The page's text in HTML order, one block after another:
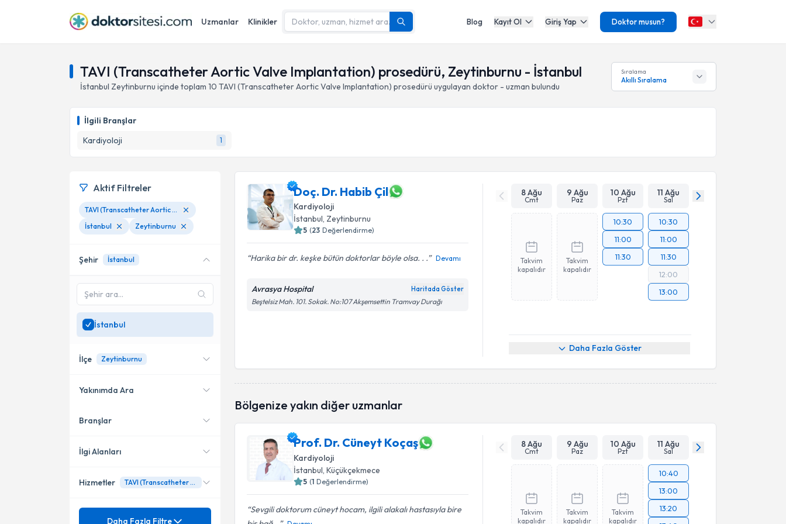
Uzmanlar Klinikler Blog Kayıt Ol Giriş Yap Doktor musun?
TAVI (Transcatheter Aortic Valve Implantation) prosedürü, Zeytinburnu - İstanbul
İstanbul Zeytinburnu içinde toplam 10 TAVI (Transcatheter Aortic Valve Implantation) prosedürü uygulayan doktor - uzman bulundu
Sıralama
Akıllı Sıralama
İlgili Branşlar
Kardiyoloji
1
Doç. Dr. Habib Çil
Kardiyoloji
İstanbul, Zeytinburnu
5 (23 Değerlendirme)
Harika bir dr. keşke bütün doktorlar böyle olsa. . . Devamı
Avrasya Hospital Haritada Göster
Beştelsiz Mah. 101. Sokak. No:107 Akşemsettin Tramvay Durağı
8 Ağu
Cmt
9 Ağu
Paz
10 Ağu
Pzt
11 Ağu
Sal
Takvim
kapalıdır
Takvim
kapalıdır
10:30
11:00
11:30
10:30
11:00
11:30
12:00
13:00
Daha Fazla Göster
Bölgenize yakın diğer uzmanlar
Prof. Dr. Cüneyt Koçaş
Kardiyoloji
İstanbul , Küçükçekmece
5 (1 Değerlendirme)
Sevgili doktorum cüneyt hocam, ilgili alakalı hastasıyla bire
8 Ağu
Cmt
9 Ağu
Paz
10 Ağu
Pzt
11 Ağu
Sal
Takvim
kapalıdır
Takvim
kapalıdır
Takvim
kapalıdır
10:40
13:00
13:20
Aktif Filtreler
TAVI (Transcatheter Aortic Valve Implantation) prosedürü
İstanbul
Zeytinburnu
Şehir İstanbul
İstanbul
İlçe Zeytinburnu
Ataşehir
Kadıköy
Yakınımda Ara
Konumuma yakın uzmanları
Branşlar
Kardiyoloji
İlgi Alanları
24 Saatlik Ambulatuar
Hizmetler TAVI (Transcatheter Aortic Valve Implantation) prosedürü
Mezuniyet
Daha Fazla Filtre